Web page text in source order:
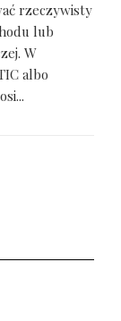
rzeczywisty
lub
W
albo